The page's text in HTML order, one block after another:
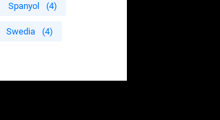
Spanyol (4)
Swedia (4)